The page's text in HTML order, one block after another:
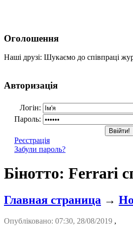
Оголошення
Наші друзі: Шукаємо до співпраці
Авторизація
Логін:
Пароль:
Реєстрація
Забули пароль?
Бінотто: Ferrari
Главная страница →
Опубліковано: 07:30, 28/08/2019 ,